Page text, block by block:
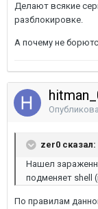
Делают всякие
разблокировке.
А почему не
zer0 сказал:
Нашел
подменяет shell
По правилам